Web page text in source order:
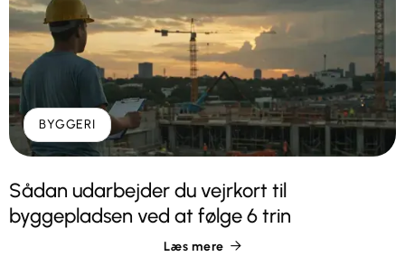
BYGGERI
Sådan udarbejder du vejrkort til
byggepladsen ved at følge 6 trin
Læs mere 